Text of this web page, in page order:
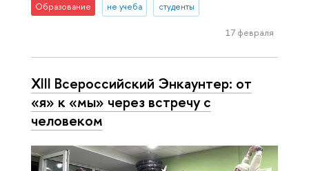
Образование не учеба студенты
17 февраля
XIII Всероссийский Энкаунтер: от
«я» к «мы» через встречу с
человеком